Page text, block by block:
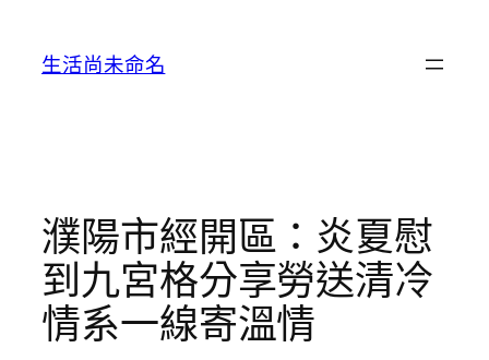
生活尚未命名
濮陽市經開區：炎夏慰
到九宮格分享勞送清冷
情系一線寄溫情